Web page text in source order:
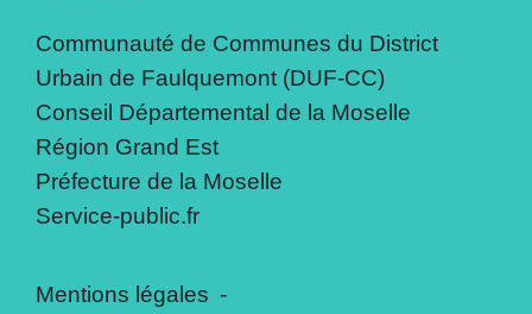
Communauté de Communes du District
Urbain de Faulquemont (DUF-CC)
Conseil Départemental de la Moselle
Région Grand Est
Préfecture de la Moselle
Service-public.fr
Mentions légales -